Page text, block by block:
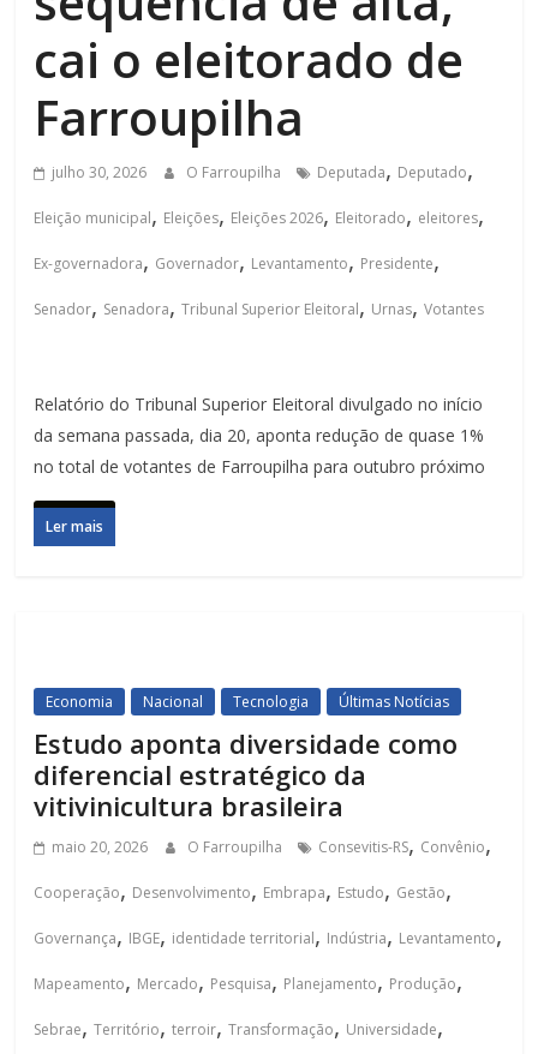
cai o eleitorado de
Farroupilha
julho 30, 2026 O Farroupilha Deputada, Deputado,
Eleição municipal, Eleições, Eleições 2026, Eleitorado, eleitores,
Ex-governadora, Governador, Levantamento, Presidente,
Senador, Senadora,Tribunal Superior Eleitoral, Urnas,Votantes
Relatório do Tribunal Superior Eleitoral divulgado no início
da semana passada, dia 20, aponta redução de quase 1%
no total de votantes de Farroupilha para outubro próximo
Ler mais
Economia Nacional Tecnologia Últimas Notícias
Estudo aponta diversidade como
diferencial estratégico da
vitivinicultura brasileira
maio 20, 2026 O Farroupilha Consevitis-RS, Convênio,
Cooperação, Desenvolvimento, Embrapa, Estudo, Gestão,
Governança, IBGE, identidade territorial, Indústria, Levantamento,
Mapeamento, Mercado, Pesquisa, Planejamento, Produção,
Sebrae,Território,terroir,Transformação, Universidade,